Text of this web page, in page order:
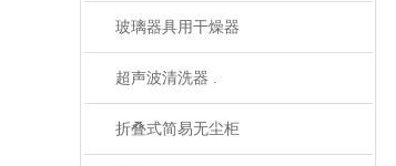
玻璃器具用干燥器
超声波清洗器 .
折叠式简易无尘柜